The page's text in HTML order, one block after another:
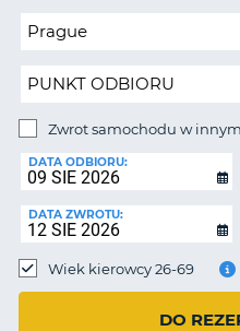
ZARZĄDZANIE
REZERWACJĄ
POLSKA
w
innym
niż
odbiór?
Zwrot samochodu w
ZWROTU:
DATA ODBIORU:
DATA ZWROTU:
Wiek kierowcy 26-69
DO